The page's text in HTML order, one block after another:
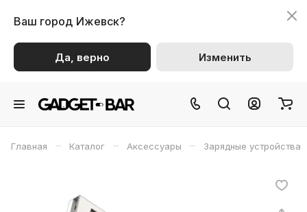
Ваш город Ижевск?
Да, верно Изменить
Главная – Каталог – Аксессуары – Зарядные устройства